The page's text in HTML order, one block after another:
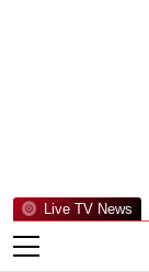
Live TV News